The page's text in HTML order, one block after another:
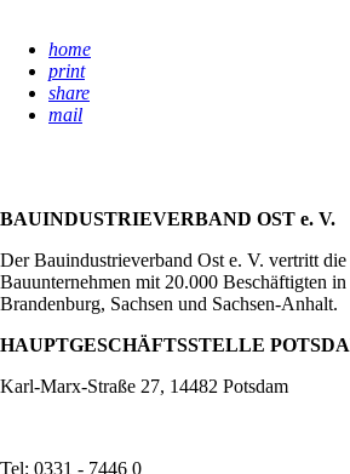
home
print
share
mail
BAUINDUSTRIEVERBAND OST e. V.
Der Bauindustrieverband Ost e. V. vertritt
Bauunternehmen mit 20.000 Beschäftigten
Brandenburg, Sachsen und Sachsen-Anhalt.
HAUPTGESCHÄFTSSTELLE
Karl-Marx-Straße 27, 14482 Potsdam
Tel: 0331 - 7446 0